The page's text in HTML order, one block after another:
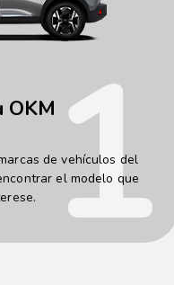
1
OKM
de vehículos del
el modelo que